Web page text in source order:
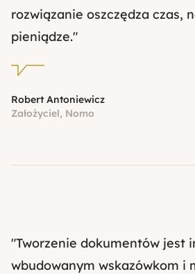
rozwiązanie oszczędza czas,
pieniądze."
Robert Antoniewicz
Założyciel, Nomo
"Tworzenie dokumentów jest
wbudowanym wskazówkom i